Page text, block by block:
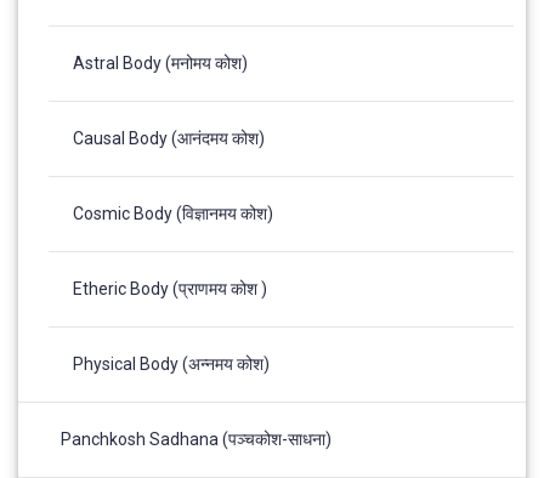
Astral Body (मनोमय कोश)
Causal Body (आनंदमय कोश)
Cosmic Body (विज्ञानमय कोश)
Etheric Body (प्राणमय कोश )
Physical Body (अन्नमय कोश)
Panchkosh Sadhana (पञ्चकोश-साधना)